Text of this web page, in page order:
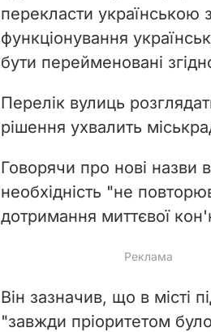
перекласти українською
функціонування
бути перейменовані
Перелік вулиць
рішення ухвалить
Говорячи про нові назви
необхідність "не
дотримання миттєвої
Він зазначив, що в місті
"завжди пріоритетом